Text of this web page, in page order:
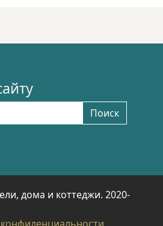
Поиск
дома и коттеджи. 2020-